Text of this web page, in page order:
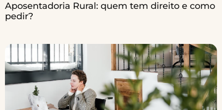
Aposentadoria Rural: quem tem direito e como
pedir?